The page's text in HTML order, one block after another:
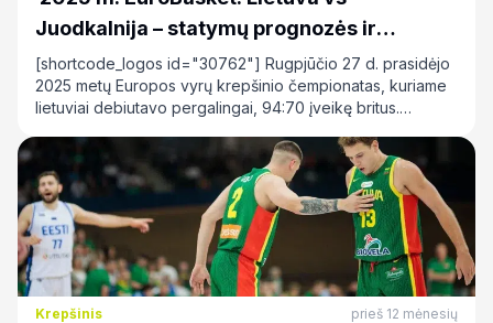
Juodkalnija – statymų prognozės ir
patarimai
[shortcode_logos id="30762"] Rugpjūčio 27 d. prasidėjo
2025 metų Europos vyrų krepšinio čempionatas, kuriame
lietuviai debiutavo pergalingai, 94:70 įveikę britus.
Krepšinis prieš 12 mėnesių